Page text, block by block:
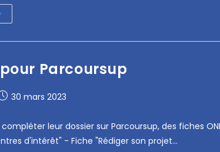
Parcoursup
30 mars 2023
leur dossier sur Parcoursup, des fiches
d'intérêt" - Fiche "Rédiger son projet…